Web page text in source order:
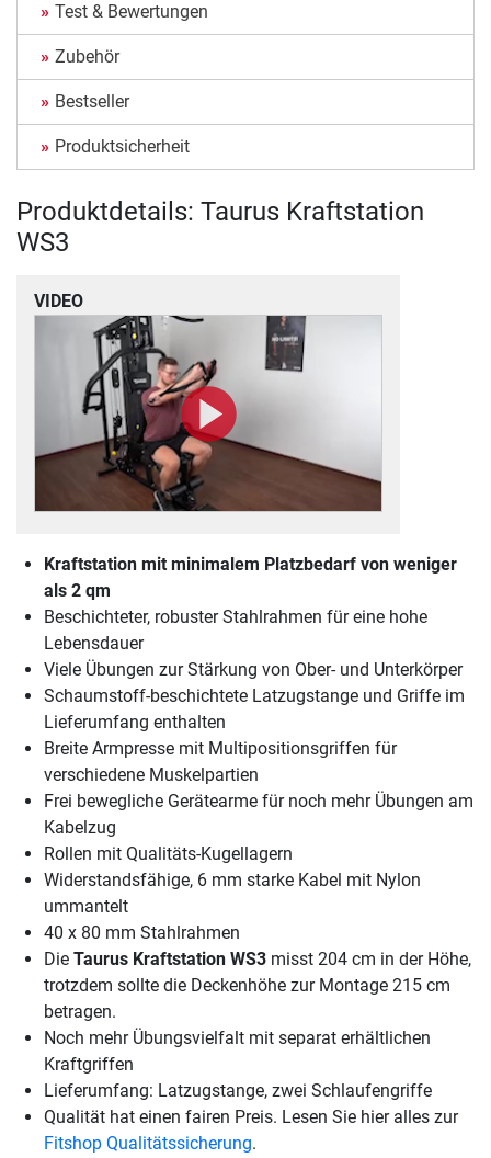
Test & Bewertungen
Zubehör
Bestseller
Produktsicherheit
Produktdetails: Taurus Kraftstation
WS3
VIDEO
Kraftstation mit minimalem Platzbedarf von weniger
als 2 qm
Beschichteter, robuster Stahlrahmen für eine hohe
Lebensdauer
Viele Übungen zur Stärkung von Ober- und Unterkörper
Schaumstoff-beschichtete Latzugstange und Griffe im
Lieferumfang enthalten
Breite Armpresse mit Multipositionsgriffen für
verschiedene Muskelpartien
Frei bewegliche Gerätearme für noch mehr Übungen am
Kabelzug
Rollen mit Qualitäts-Kugellagern
Widerstandsfähige, 6 mm starke Kabel mit Nylon
ummantelt
40 x 80 mm Stahlrahmen
Die Taurus Kraftstation WS3 misst 204 cm in der Höhe,
trotzdem sollte die Deckenhöhe zur Montage 215 cm
betragen.
Noch mehr Übungsvielfalt mit separat erhältlichen
Kraftgriffen
Lieferumfang: Latzugstange, zwei Schlaufengriffe
Qualität hat einen fairen Preis. Lesen Sie hier alles zur
Fitshop Qualitätssicherung.